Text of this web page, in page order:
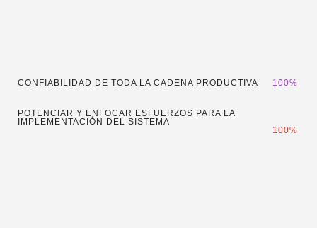
CONFIABILIDAD DE TODA LA CADENA PRODUCTIVA 100%
POTENCIAR Y ENFOCAR ESFUERZOS PARA LA
IMPLEMENTACIÓN DEL SISTEMA
100%